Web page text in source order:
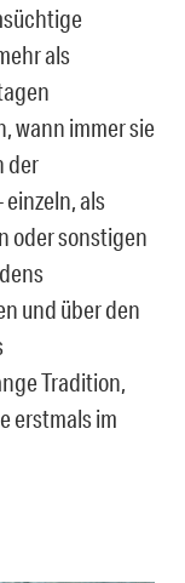
als
wann immer sie
der
als
oder sonstigen
und über den
Tradition,
erstmals im